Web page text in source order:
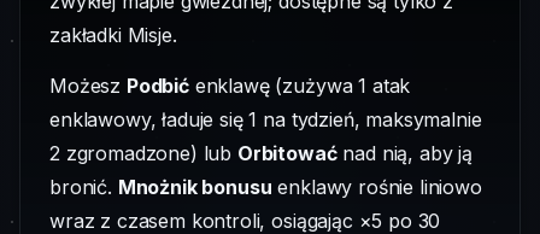
zakładki Misje.
Możesz Podbićenklawę (zużywa 1 atak
enklawowy, ładuje się 1 na tydzień, maksymalnie
2 zgromadzone) lub Orbitowaćnad nią, aby ją
bronić. Mnożnik bonusu enklawy rośnie liniowo
wraz z czasem kontroli, osiągając ×5 po 30